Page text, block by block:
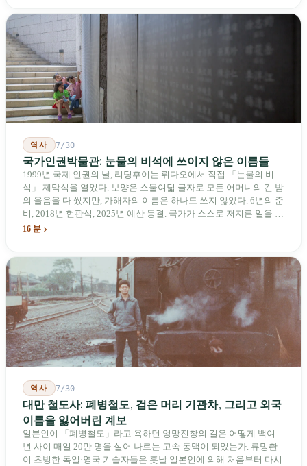
를 드러낸다: 타이완의 진입이 너무 느려 미국 스스로가 입법을 통해
장벽을 낮춰야 한다는 점이다. 타이완에서 46년간 원격 조종 장난감
비행기를 만들어 온 한 회사가 오하이오주에 두 번째 공장을 건설할
계획을 세우고 있다.
역사 7/30
국가인권박물관: 눈물의 비석에 쓰이지 않은 이름들
1999년 국제 인권의 날, 리덩후이는 뤼다오에서 직접 「눈물의 비
석」 제막식을 열었다. 보양은 스물여덟 글자로 모든 어머니의 긴 밤
의 울음을 다 썼지만, 가해자의 이름은 하나도 쓰지 않았다. 6년의 준
비, 2018년 현판식, 2025년 예산 동결. 국가가 스스로 저지른 일을 기
념하기 위해 스스로 세운 박물관. 계엄 해제 39년 동안 사법 재판을
16 분
역사 7/30
대만 철도사: 폐병철도, 검은 머리 기관차, 그리고 외국
이름을 잃어버린 계보
일본인이 「폐병철도」라고 욕하던 엉망진창의 길은 어떻게 백여
년 사이 매일 20만 명을 실어 나르는 고속 동맥이 되었는가. 류밍촨
이 초빙한 독일·영국 기술자들은 훗날 일본인에 의해 처음부터 다시